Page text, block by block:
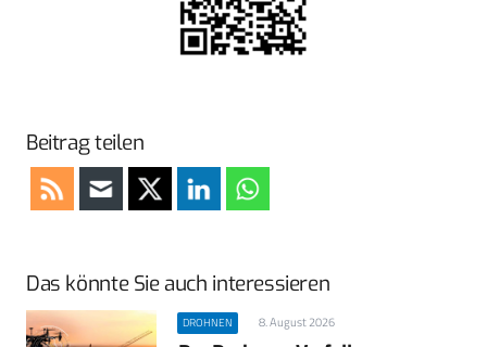
Beitrag teilen
Das könnte Sie auch interessieren
DROHNEN 8. August 2026